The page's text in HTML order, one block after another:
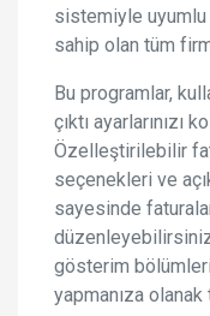
sistemiyle uyumlu
sahip olan tüm
Bu programlar,
çıktı ayarlarınızı
Özelleştirilebilir
seçenekleri ve
sayesinde
gösterim
yapmanıza olanak